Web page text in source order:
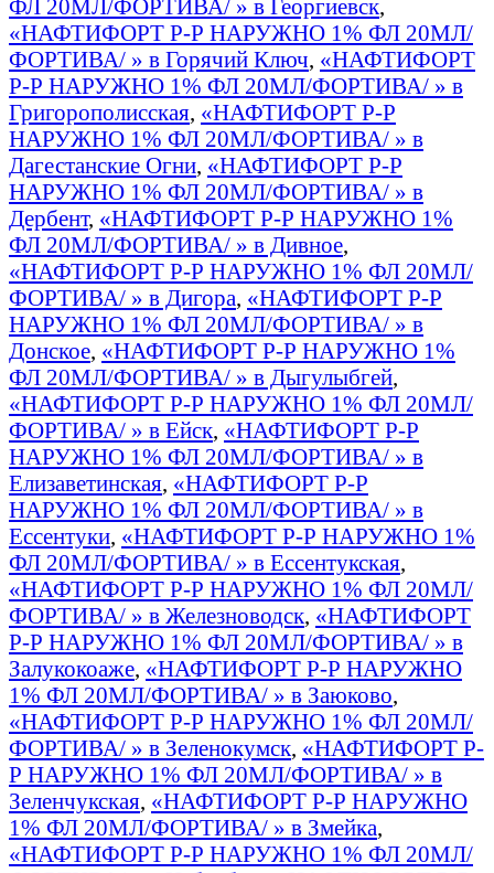
ФЛ 20МЛ/ФОРТИВА/ » в Георгиевск,
«НАФТИФОРТ Р-Р НАРУЖНО 1% ФЛ 20МЛ/
ФОРТИВА/ » в Горячий Ключ, «НАФТИФОРТ
Р-Р НАРУЖНО 1% ФЛ 20МЛ/ФОРТИВА/ » в
Григорополисская, «НАФТИФОРТ Р-Р
НАРУЖНО 1% ФЛ 20МЛ/ФОРТИВА/ » в
Дагестанские Огни, «НАФТИФОРТ Р-Р
НАРУЖНО 1% ФЛ 20МЛ/ФОРТИВА/ » в
Дербент, «НАФТИФОРТ Р-Р НАРУЖНО 1%
ФЛ 20МЛ/ФОРТИВА/ » в Дивное,
«НАФТИФОРТ Р-Р НАРУЖНО 1% ФЛ 20МЛ/
ФОРТИВА/ » в Дигора, «НАФТИФОРТ Р-Р
НАРУЖНО 1% ФЛ 20МЛ/ФОРТИВА/ » в
Донское, «НАФТИФОРТ Р-Р НАРУЖНО 1%
ФЛ 20МЛ/ФОРТИВА/ » в Дыгулыбгей,
«НАФТИФОРТ Р-Р НАРУЖНО 1% ФЛ 20МЛ/
ФОРТИВА/ » в Ейск, «НАФТИФОРТ Р-Р
НАРУЖНО 1% ФЛ 20МЛ/ФОРТИВА/ » в
Елизаветинская, «НАФТИФОРТ Р-Р
НАРУЖНО 1% ФЛ 20МЛ/ФОРТИВА/ » в
Ессентуки, «НАФТИФОРТ Р-Р НАРУЖНО 1%
ФЛ 20МЛ/ФОРТИВА/ » в Ессентукская,
«НАФТИФОРТ Р-Р НАРУЖНО 1% ФЛ 20МЛ/
ФОРТИВА/ » в Железноводск, «НАФТИФОРТ
Р-Р НАРУЖНО 1% ФЛ 20МЛ/ФОРТИВА/ » в
Залукокоаже, «НАФТИФОРТ Р-Р НАРУЖНО
1% ФЛ 20МЛ/ФОРТИВА/ » в Заюково,
«НАФТИФОРТ Р-Р НАРУЖНО 1% ФЛ 20МЛ/
ФОРТИВА/ » в Зеленокумск, «НАФТИФОРТ Р-
Р НАРУЖНО 1% ФЛ 20МЛ/ФОРТИВА/ » в
Зеленчукская, «НАФТИФОРТ Р-Р НАРУЖНО
1% ФЛ 20МЛ/ФОРТИВА/ » в Змейка,
«НАФТИФОРТ Р-Р НАРУЖНО 1% ФЛ 20МЛ/